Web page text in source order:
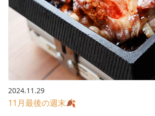
2024.11.29
11月最後の週末🍂